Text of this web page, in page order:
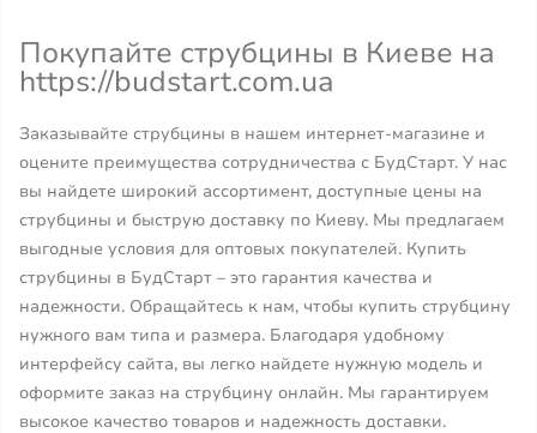
Покупайте струбцины в Киеве на
https://budstart.com.ua
Заказывайте струбцины в нашем интернет-магазине и
оцените преимущества сотрудничества с БудСтарт. У нас
вы найдете широкий ассортимент, доступные цены на
струбцины и быструю доставку по Киеву. Мы предлагаем
выгодные условия для оптовых покупателей. Купить
струбцины в БудСтарт – это гарантия качества и
надежности. Обращайтесь к нам, чтобы купить струбцину
нужного вам типа и размера. Благодаря удобному
интерфейсу сайта, вы легко найдете нужную модель и
оформите заказ на струбцину онлайн. Мы гарантируем
высокое качество товаров и надежность доставки.